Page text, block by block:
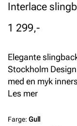
Interlace
Pris
1 299,-
Elegante
Stockholm
med en myk
Avspisset silhuett
bakremmen som
Les mer
Farge: Gull